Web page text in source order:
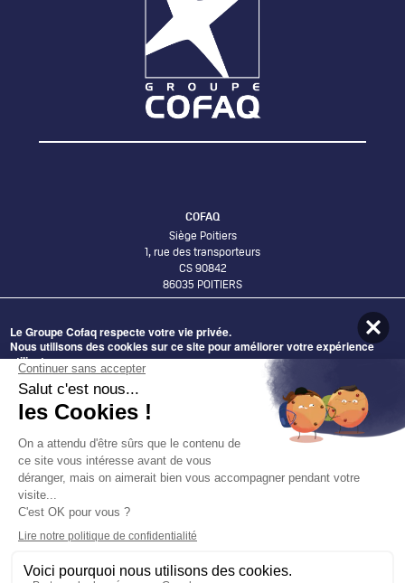
COFAQ
Siège Poitiers
1, rue des transporteurs
CS 90842
86035 POITIERS
Bureaux Lyon
58 Avenue Leclerc
ADHÉRER AU GROUPE COFAQ
DEVENIR FOURNISSEUR
DÉCOUVRIR NOS OFFRES
DÉCOUVREZ NOS IMPLANTATIONS
Le Groupe Cofaq respecte votre vie privée.
Nous utilisons des cookies sur ce site pour améliorer votre expérience
utilisateur.
En cliquant sur le bouton Accepter, vous acceptez que nous le fassions.
Nécessaires
Statistiques
Préférences
Marketing
Accepter tous les cookies